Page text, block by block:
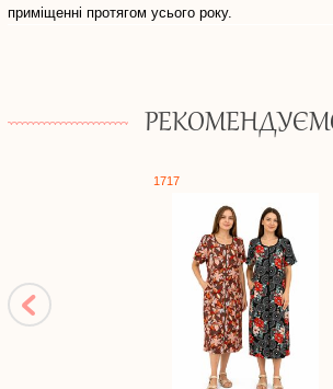
приміщенні протягом усього року.
1717